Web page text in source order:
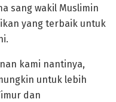
sang wakil Muslimin
yang terbaik untuk
kami nantinya,
untuk lebih
dan